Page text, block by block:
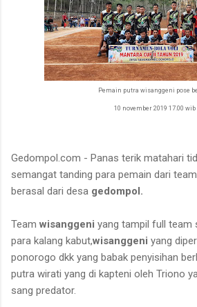
Pemain putra wisanggeni pose
10 november 2019 17.00 wib
Gedompol.com - Panas terik matahari
semangat tanding para pemain dari team
berasal dari desa gedompol.
Team wisanggeni yang tampil full team
para kalang kabut,wisanggeni yang
ponorogo dkk yang babak penyisihan
putra wirati yang di kapteni oleh Triono
sang predator.